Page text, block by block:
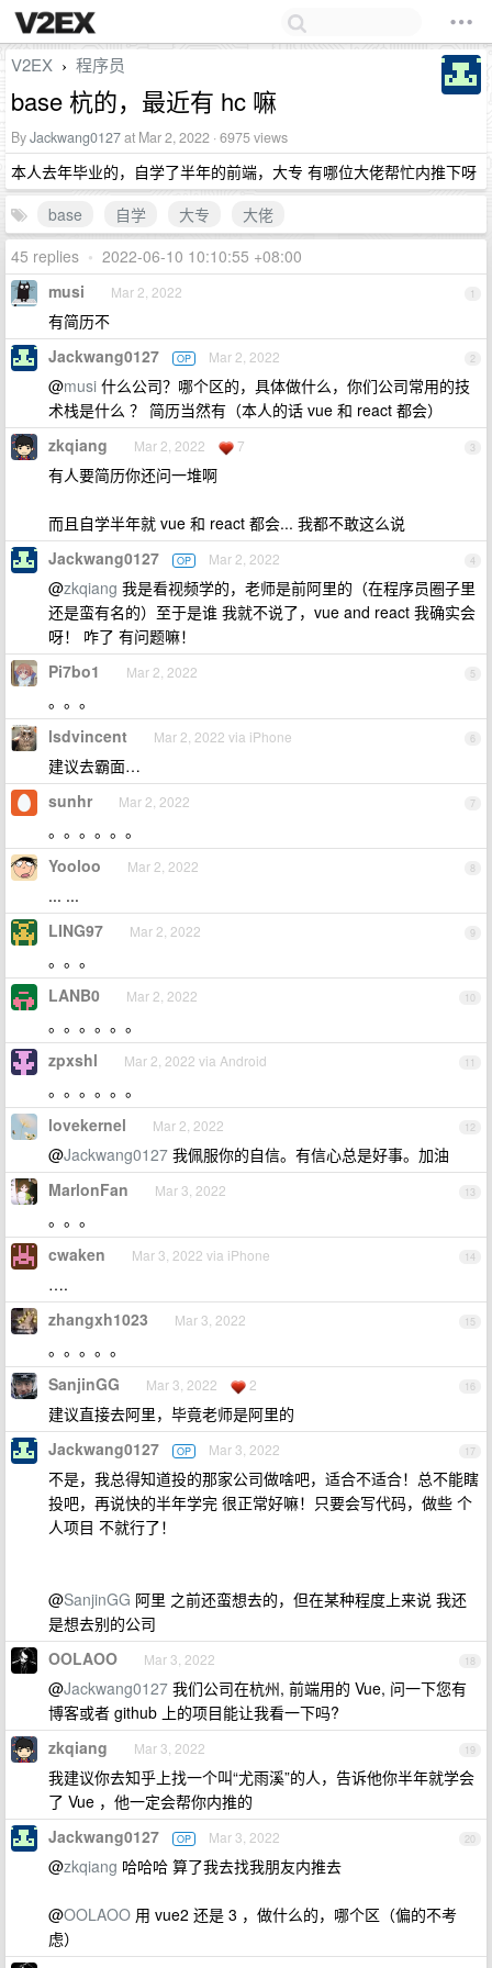
V2EX › 程序员
base 杭的，最近有 hc 嘛
ByJackwang0127at Mar 2, 2022 · 6975 views
本人去年毕业的，自学了半年的前端，大专 有哪位大佬帮忙内推下呀
base
自学 大专
大佬
45 replies • 2022-06-10 10:10:55 +08:00
1
musi Mar 2, 2022
有简历不
2
Jackwang0127 OP Mar 2, 2022
@musi 什么公司？哪个区的，具体做什么，你们公司常用的技
术栈是什么 ？ 简历当然有（本人的话 vue 和 react 都会）
3
zkqiang Mar 2, 2022 7
有人要简历你还问一堆啊
而且自学半年就 vue 和 react 都会... 我都不敢这么说
4
Jackwang0127 OP Mar 2, 2022
@zkqiang 我是看视频学的，老师是前阿里的（在程序员圈子里
还是蛮有名的）至于是谁 我就不说了，vue and react 我确实会
呀！ 咋了 有问题嘛！
5
Pi7bo1 Mar 2, 2022
。。。
6
lsdvincent Mar 2, 2022 via iPhone
建议去霸面…
7
sunhr Mar 2, 2022
。。。。。。
8
Yooloo Mar 2, 2022
... ...
9
LING97 Mar 2, 2022
。。。
10
LANB0 Mar 2, 2022
。。。。。。
11
zpxshl Mar 2, 2022 via Android
。。。。。。
12
lovekernel Mar 2, 2022
@Jackwang0127 我佩服你的自信。有信心总是好事。加油
13
MarlonFan Mar 3, 2022
。。。
14
cwaken Mar 3, 2022 via iPhone
….
15
zhangxh1023 Mar 3, 2022
。。。。。
16
SanjinGG Mar 3, 2022 2
建议直接去阿里，毕竟老师是阿里的
17
Jackwang0127 OP Mar 3, 2022
不是，我总得知道投的那家公司做啥吧，适合不适合！总不能瞎
投吧，再说快的半年学完 很正常好嘛！只要会写代码，做些 个
人项目 不就行了！
@SanjinGG 阿里 之前还蛮想去的，但在某种程度上来说 我还
是想去别的公司
18
OOLAOO Mar 3, 2022
@Jackwang0127 我们公司在杭州, 前端用的 Vue, 问一下您有
博客或者 github 上的项目能让我看一下吗?
19
zkqiang Mar 3, 2022
我建议你去知乎上找一个叫“尤雨溪”的人，告诉他你半年就学会
了 Vue ，他一定会帮你内推的
20
Jackwang0127 OP Mar 3, 2022
@zkqiang 哈哈哈 算了我去找我朋友内推去
@OOLAOO 用 vue2 还是 3 ，做什么的，哪个区（偏的不考
虑）